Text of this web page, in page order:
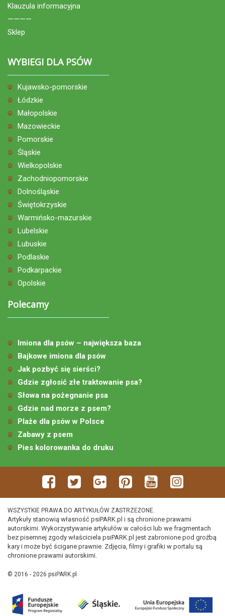
Klauzula informacyjna
————
Sklep
WYBIEGI DLA PSÓW
Kujawsko-pomorskie
Łódzkie
Małopolskie
Mazowieckie
Pomorskie
Śląskie
Wielkopolskie
Zachodniopomorskie
Dolnośląskie
Świętokrzyskie
Warmińsko-mazurskie
Lubelskie
Lubuskie
Podlaskie
Podkarpackie
Opolskie
Polecamy
Imiona dla psów – największa baza
Bajkowe imiona dla psów
Jak pozbyć się sierści?
Gdzie zgłosić złe traktowanie psa?
Słowa na pożegnanie psa
Gdzie nad morze z psem?
Plaże dla psów w Polsce
Zabawy z psem
Pies kolorowanka do druku
WSZYSTKIE PRAWA DO ARTYKUŁÓW ZASTRZEŻONE.
Artykuły stanowią własność psiPARK.pl i są chronione prawami
autorskimi. Wykorzystywanie artykułów w całości lub we fragmentach
bez pisemnej zgody właściciela psiPARK.pl jest zabronione pod groźbą
kary i może być ścigane prawnie. Zdjęcia, filmy i grafiki w portalu są
chronione prawami autorskimi.
© 2016 - 2026 psiPARK.pl